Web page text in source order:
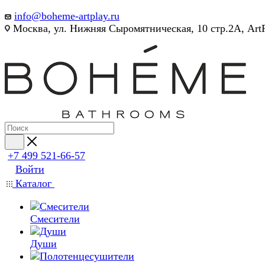
info@boheme-artplay.ru
Москва, ул. Нижняя Сыромятническая, 10 стр.2А,
+7 499 521-66-57
Войти
Каталог
Смесители
Души